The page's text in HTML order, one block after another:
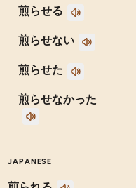
煎らせる
煎らせない
煎らせた
煎らせなかった
JAPANESE